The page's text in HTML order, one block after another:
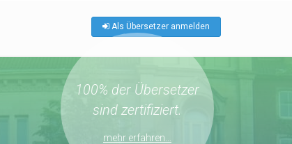
Als Übersetzer anmelden
100% der Übersetzer
sind zertifiziert.
mehr erfahren...